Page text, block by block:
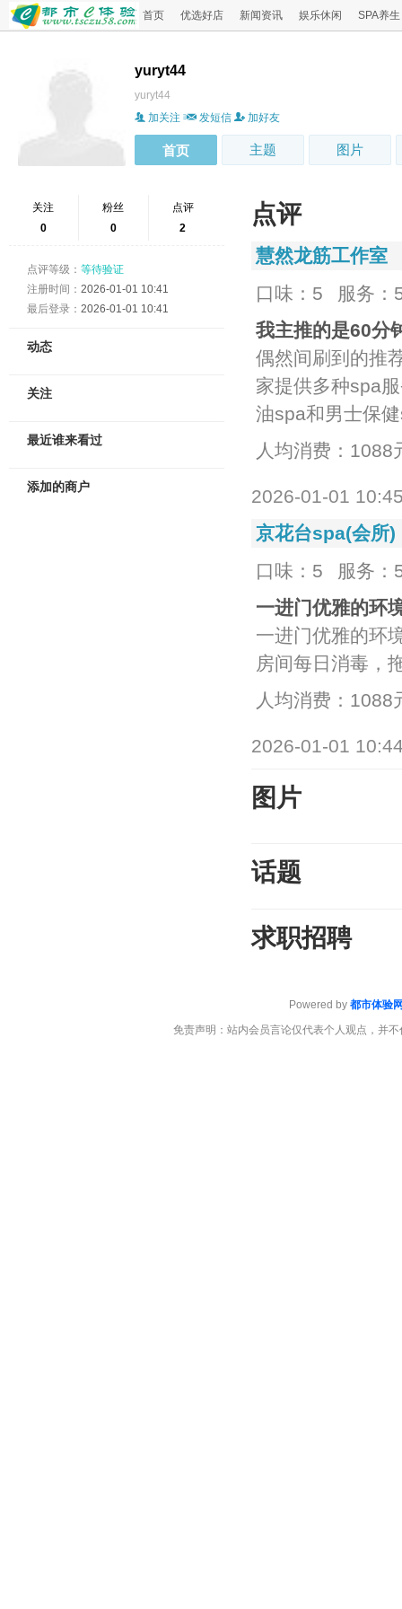
首页 优选好店 新闻资讯 娱乐休闲 SPA养生
yuryt44
yuryt44
加关注
发短信 加好友
首页 主题 图片
关注
0
粉丝
0
点评
2
点评等级： 等待验证
注册时间： 2026-01-01 10:41
最后登录： 2026-01-01 10:41
动态
关注
最近谁来看过
添加的商户
点评
慧然龙筋工作室
口味：5
服务：
我主推的是60分
偶然间刷到的推
家提供多种spa
油spa和男士保
人均消费：1088
2026-01-01
京花台spa(会所)
口味：5
服务：
一进门优雅的环
一进门优雅的环
房间每日消毒，
人均消费：1088
2026-01-01
图片
话题
求职招聘
Powered by 都市体验
免责声明：站内会员言论仅代表个人观点，并